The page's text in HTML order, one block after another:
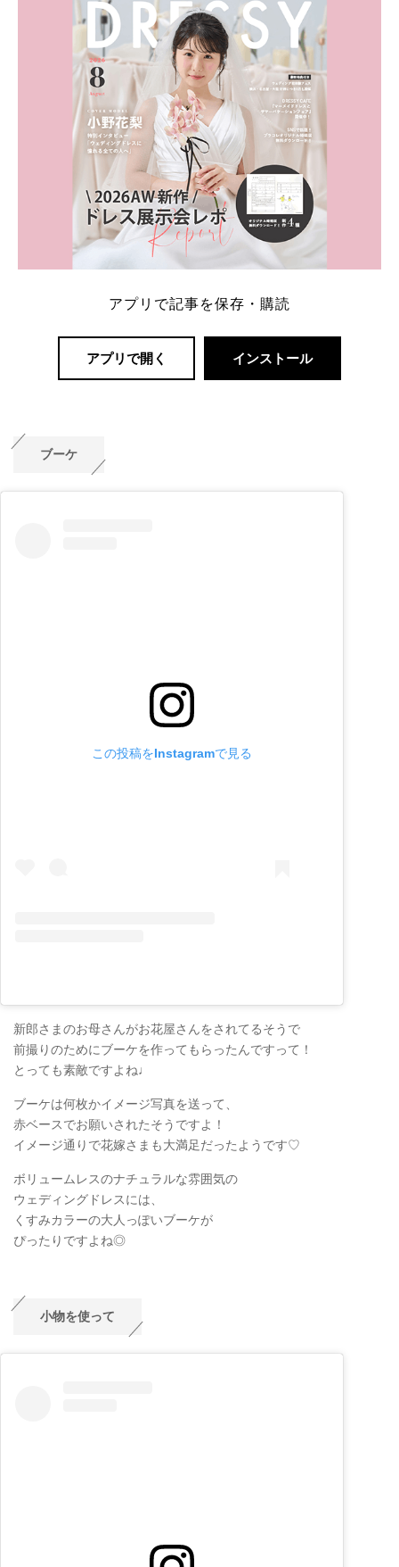
解決します。 まずは診断で候補を絞れる「ウェディ
ング診断」か、体験型 […]
続きを読む
アプリで記事を保存・購読
アプリで開く インストール
ブーケ
この投稿をInstagramで見る
新郎さまのお母さんがお花屋さんをされてるそうで
前撮りのためにブーケを作ってもらったんですって！
とっても素敵ですよね♩
ブーケは何枚かイメージ写真を送って、
赤ベースでお願いされたそうですよ！
イメージ通りで花嫁さまも大満足だったようです♡
ボリュームレスのナチュラルな雰囲気の
ウェディングドレスには、
くすみカラーの大人っぽいブーケが
ぴったりですよね◎
小物を使って